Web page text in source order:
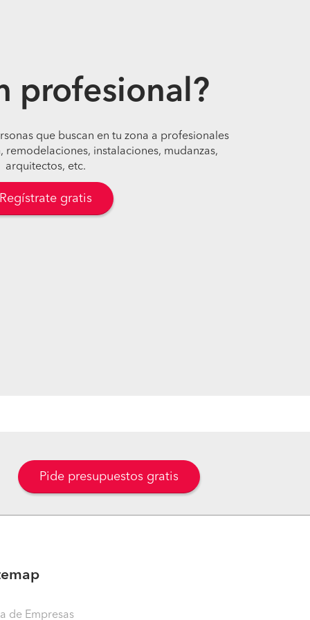
profesional?
que buscan en tu zona a profesionales
remodelaciones, instalaciones, mudanzas,
arquitectos, etc.
Regístrate gratis
Pide presupuestos gratis
de Empresas